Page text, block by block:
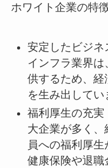
ホワイト企業の特徴
安定したビジネ
インフラ業界
供するため、経
を生み出してい
福利厚生の充実
大企業が多く
員への福利厚生
健康保険や退